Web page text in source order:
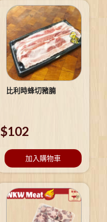
比利時蜂切豬腩
$102
加入購物車